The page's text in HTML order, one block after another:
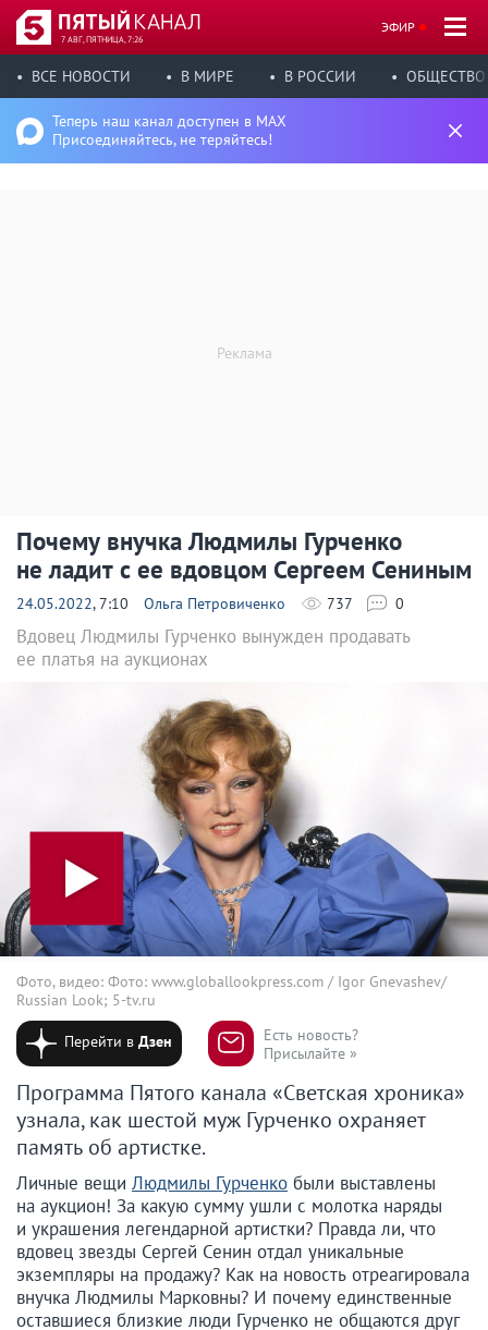
7 АВГ, ПЯТНИЦА, 7:26
ЭФИР
ВСЕ НОВОСТИ В МИРЕ В РОССИИ ОБЩЕСТВО
Теперь наш канал доступен в MAX
Присоединяйтесь, не теряйтесь!
Почему внучка Людмилы Гурченко
не ладит с ее вдовцом Сергеем Сениным
24.05.2022, 7:10 Ольга Петровиченко 737 0
Вдовец Людмилы Гурченко вынужден продавать
ее платья на аукционах
Фото, видео: Фото: www.globallookpress.com / Igor Gnevashev/
Russian Look; 5-tv.ru
Перейти вДзен
Есть новость?
Присылайте »
Программа Пятого канала «Светская хроника»
узнала, как шестой муж Гурченко охраняет
память об артистке.
Личные вещи Людмилы Гурченко были выставлены
на аукцион! За какую сумму ушли с молотка наряды
и украшения легендарной артистки? Правда ли, что
вдовец звезды Сергей Сенин отдал уникальные
экземпляры на продажу? Как на новость отреагировала
внучка Людмилы Марковны? И почему единственные
оставшиеся близкие люди Гурченко не общаются друг